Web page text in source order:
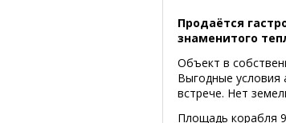
Продаётся
знаменитого
Объект в
Выгодные условия
встрече. Нет
Площадь корабля